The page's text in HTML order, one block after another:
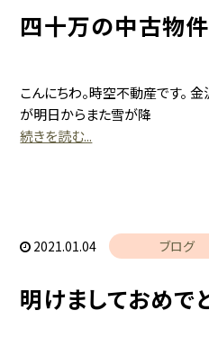
四十万の中古物件
こんにちわ。時空不動産です。
が明日からまた雪が降
続きを読む...
2021.01.04 ブログ
明けましておめで